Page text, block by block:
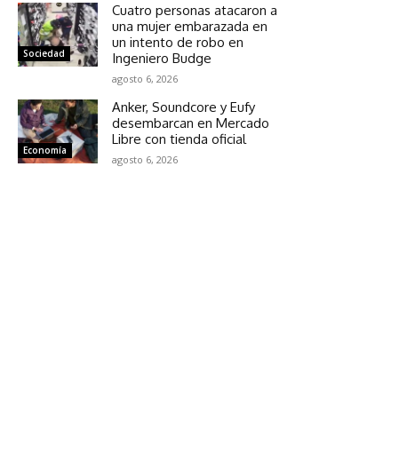
Sociedad
Cuatro personas atacaron a
una mujer embarazada en
un intento de robo en
Ingeniero Budge
agosto 6, 2026
Economía
Anker, Soundcore y Eufy
desembarcan en Mercado
Libre con tienda oficial
agosto 6, 2026